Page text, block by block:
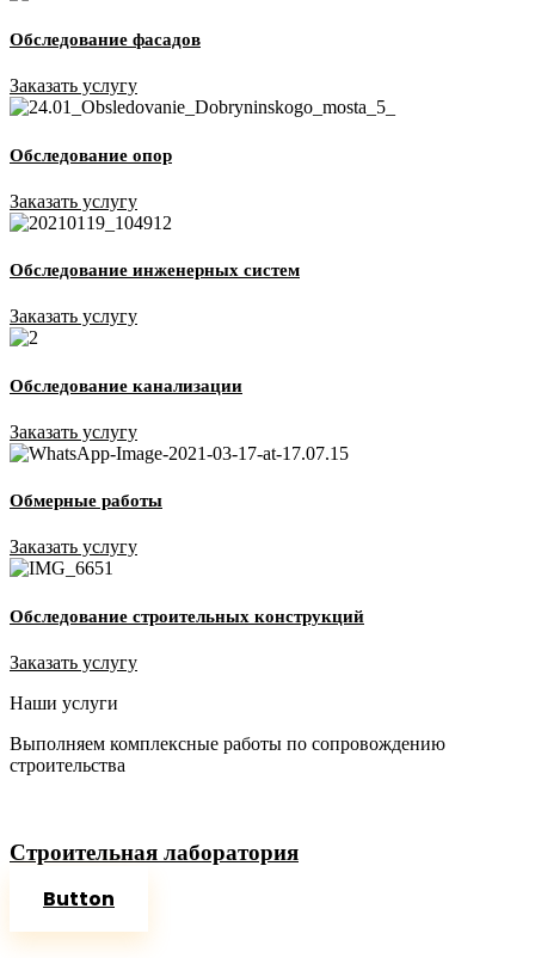
Обследование фасадов
Заказать услугу
Обследование опор
Заказать услугу
Обследование инженерных систем
Заказать услугу
Обследование канализации
Заказать услугу
Обмерные работы
Заказать услугу
Обследование строительных конструкций
Заказать услугу
Наши услуги
Выполняем комплексные работы по сопровождению
строительства
Строительная лаборатория
Button